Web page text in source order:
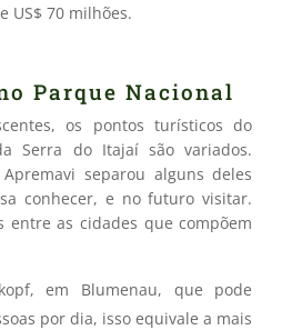
US$ 70 milhões.
Parque Nacional
os pontos turísticos do
Serra do Itajaí são variados.
separou alguns deles
conhecer, e no futuro visitar.
entre as cidades que compõem
em Blumenau, que pode
por dia, isso equivale a mais